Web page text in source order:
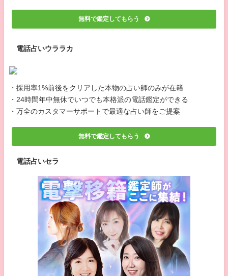
無料で鑑定してもらう
電話占いウララカ
・採用率1%前後をクリアした本物の占い師のみが在籍
・24時間年中無休でいつでも本格派の電話鑑定ができる
・万全のカスタマーサポートで最適な占い師をご提案
無料で鑑定してもらう
電話占いセラ